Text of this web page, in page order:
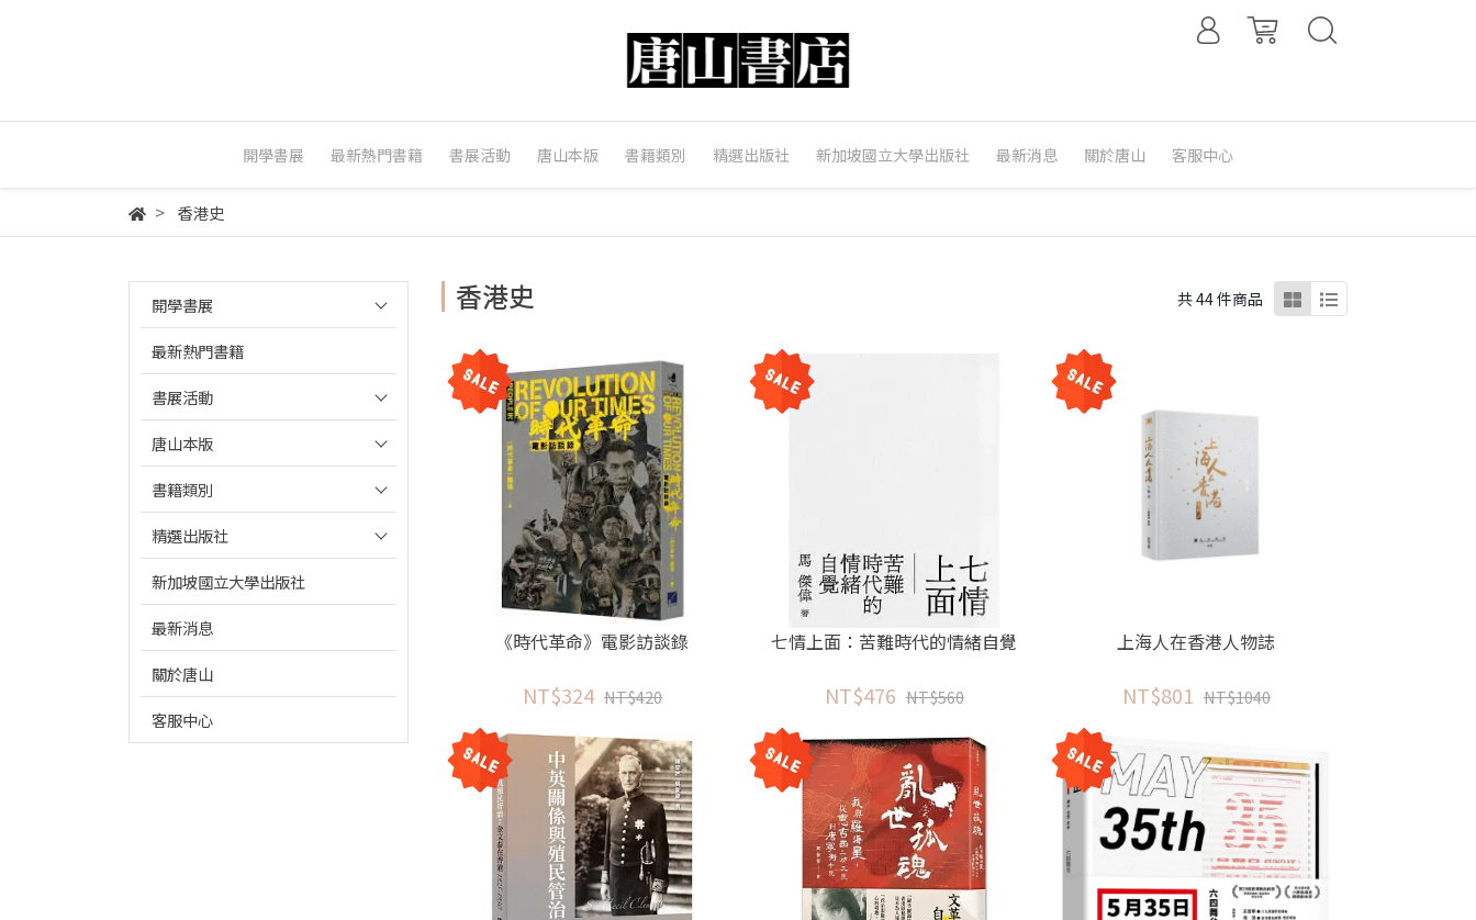
開學書展 最新熱門書籍 書展活動 唐山本版 書籍類別 精選出版社 新加坡國立大學出版社 最新消息 關於唐山 客服中心
香港史
開學書展
最新熱門書籍
書展活動
唐山本版
書籍類別
精選出版社
新加坡國立大學出版社
最新消息
關於唐山
客服中心
香港史 共 44 件商品
《時代革命》電影訪談錄
NT$324 NT$420
七情上面：苦難時代的情緒自覺
NT$476 NT$560
上海人在香港人物誌
NT$801 NT$1040